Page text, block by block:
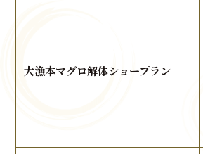
大漁本マグロ解体ショープラン